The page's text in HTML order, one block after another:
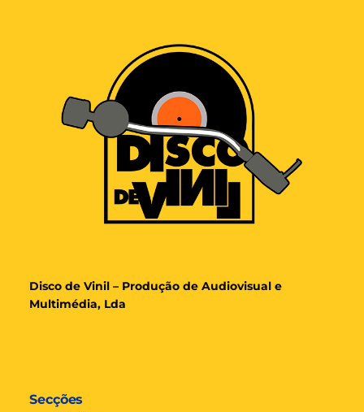
Disco de Vinil – Produção de Audiovisual e
Multimédia, Lda
Secções